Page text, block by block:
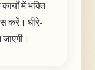
में भक्ति
करें। धीरे-